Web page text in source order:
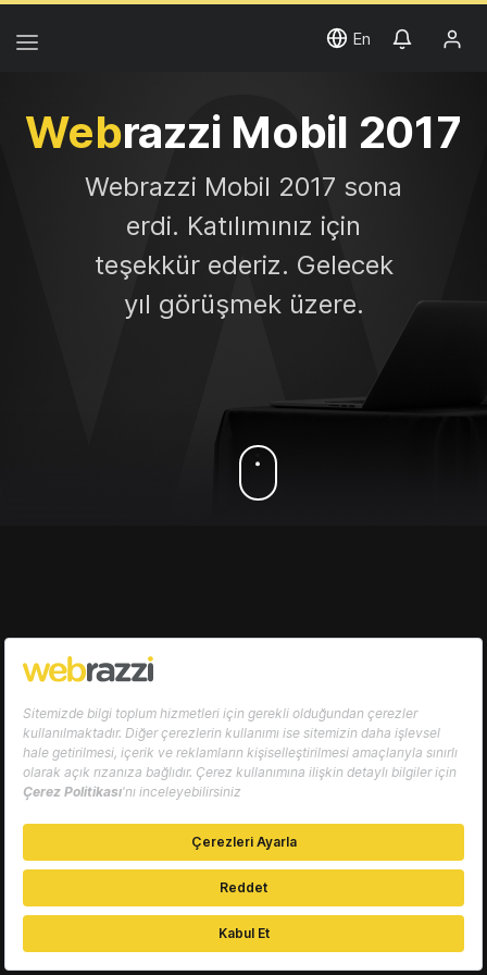
En
Webrazzi Mobil 2017
Webrazzi Mobil 2017 sona
erdi. Katılımınız için
teşekkür ederiz. Gelecek
yıl görüşmek üzere.